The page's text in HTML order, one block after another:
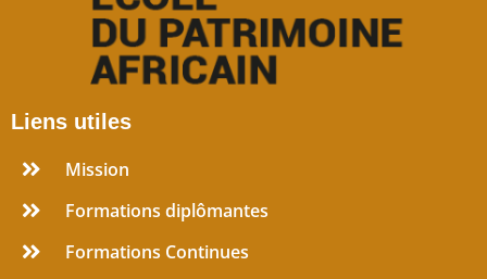
Liens utiles
Mission
Formations diplômantes
Formations Continues